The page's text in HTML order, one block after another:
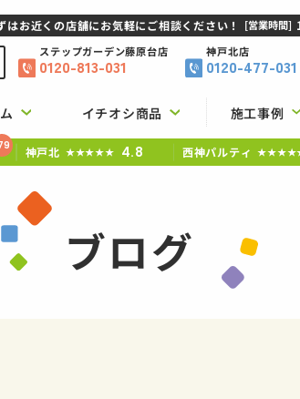
イチオシ商品 施工事例
はお近くの店舗にお気軽にご相談ください！ [営業時間]
ステップガーデン藤原台店
0120-813-031
神戸北店
0120-477-031
神戸北 ★★★★★ 4.8 西神パルティ
ブログ